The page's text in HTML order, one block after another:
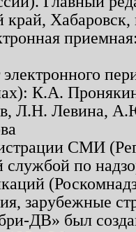
К.А.
Л.Н. Левина,
СМИ
по
зарубежные
ДВ» был